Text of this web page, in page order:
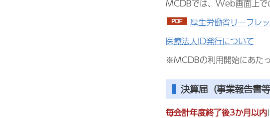
MCDBでは、Web画面上で
厚生労働省リーフレ
医療法人ID発行について
※MCDBの利用開始にあた
決算届（事業報告書
毎会計年度終了後3か月以内